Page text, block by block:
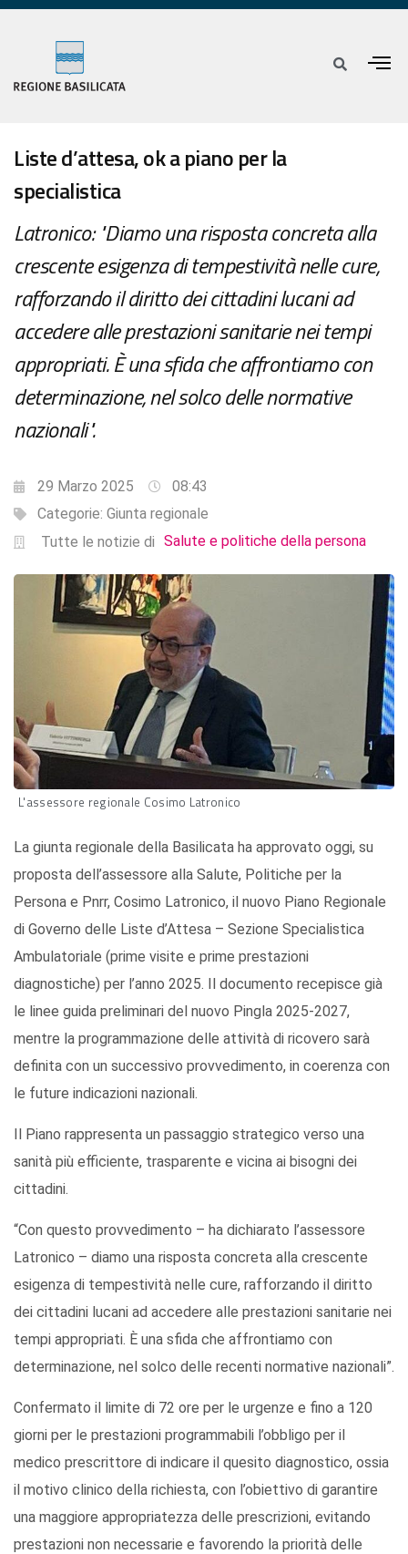
Liste d’attesa, ok a piano per la
specialistica
Latronico: "Diamo una risposta concreta alla
crescente esigenza di tempestività nelle cure,
rafforzando il diritto dei cittadini lucani ad
accedere alle prestazioni sanitarie nei tempi
appropriati. È una sfida che affrontiamo con
determinazione, nel solco delle normative
nazionali".
29 Marzo 2025
08:43
Categorie: Giunta regionale
Tutte le notizie di Salute e politiche della persona
L'assessore regionale Cosimo Latronico
La giunta regionale della Basilicata ha approvato oggi, su
proposta dell’assessore alla Salute, Politiche per la
Persona e Pnrr, Cosimo Latronico, il nuovo Piano Regionale
di Governo delle Liste d’Attesa – Sezione Specialistica
Ambulatoriale (prime visite e prime prestazioni
diagnostiche) per l’anno 2025. Il documento recepisce già
le linee guida preliminari del nuovo Pingla 2025-2027,
mentre la programmazione delle attività di ricovero sarà
definita con un successivo provvedimento, in coerenza con
le future indicazioni nazionali.
Il Piano rappresenta un passaggio strategico verso una
sanità più efficiente, trasparente e vicina ai bisogni dei
cittadini.
“Con questo provvedimento – ha dichiarato l’assessore
Latronico – diamo una risposta concreta alla crescente
esigenza di tempestività nelle cure, rafforzando il diritto
dei cittadini lucani ad accedere alle prestazioni sanitarie nei
tempi appropriati. È una sfida che affrontiamo con
determinazione, nel solco delle recenti normative nazionali”.
Confermato il limite di 72 ore per le urgenze e fino a 120
giorni per le prestazioni programmabili l’obbligo per il
medico prescrittore di indicare il quesito diagnostico, ossia
il motivo clinico della richiesta, con l’obiettivo di garantire
una maggiore appropriatezza delle prescrizioni, evitando
prestazioni non necessarie e favorendo la priorità delle